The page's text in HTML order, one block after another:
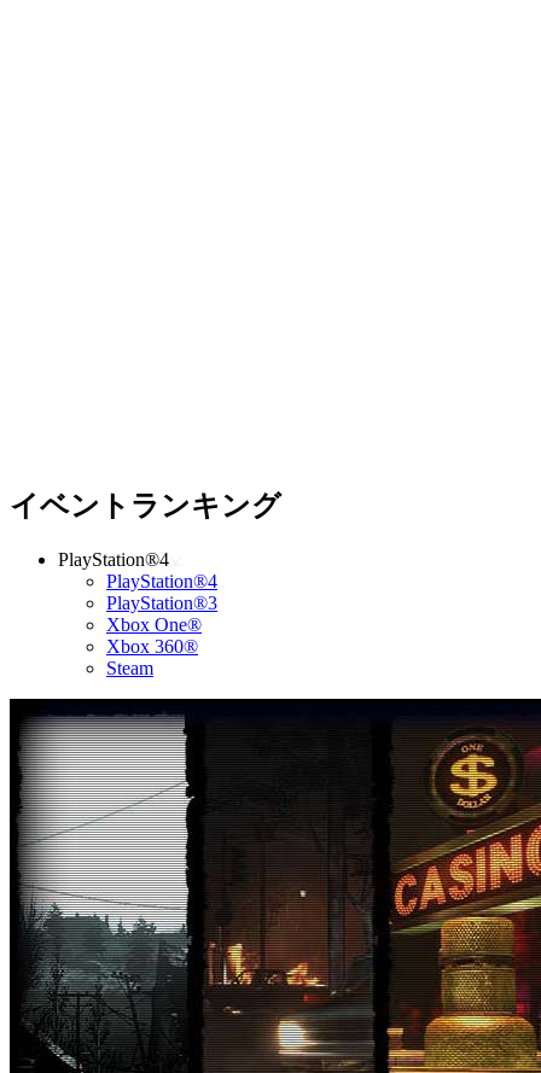
イベントランキング
PlayStation®4
PlayStation®4
PlayStation®3
Xbox One®
Xbox 360®
Steam